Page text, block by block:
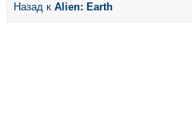
Назад к Alien: Earth